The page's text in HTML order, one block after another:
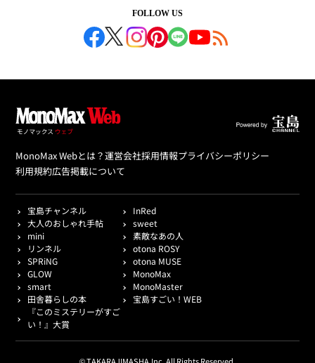
FOLLOW US
MonoMax Webとは？運営会社採用情報プライバシーポリシー
利用規約広告掲載について
宝島チャンネル
InRed
大人のおしゃれ手帖
sweet
mini
素敵なあの人
リンネル
otona ROSY
SPRiNG
otona MUSE
GLOW
MonoMax
smart
MonoMaster
田舎暮らしの本
宝島すごい！WEB
『このミステリーがすご
い！』大賞